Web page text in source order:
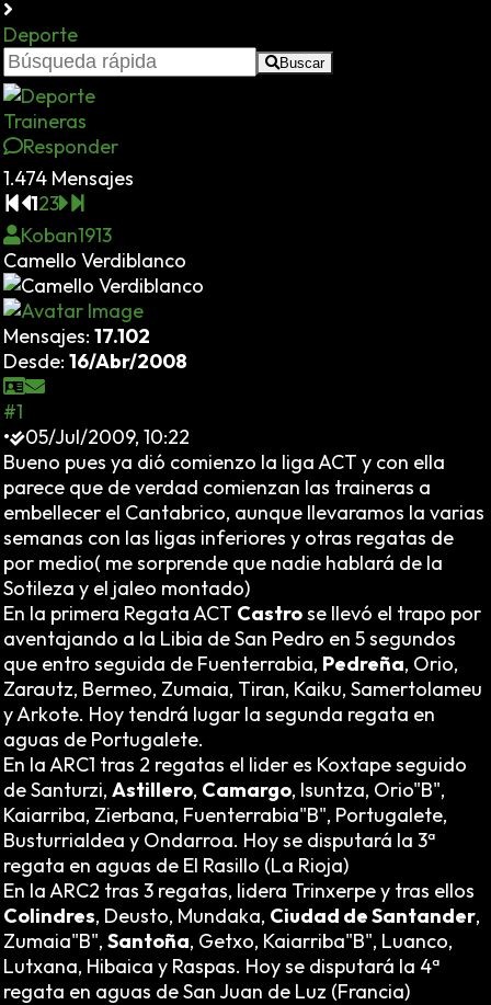
Deporte
Buscar
Traineras
Responder
1.474 Mensajes
123
Koban1913
Camello Verdiblanco
Mensajes: 17.102
Desde: 16/Abr/2008
#1
•
05/Jul/2009, 10:22
Bueno pues ya dió comienzo la liga ACT y con ella
parece que de verdad comienzan las traineras a
embellecer el Cantabrico, aunque llevaramos la varias
semanas con las ligas inferiores y otras regatas de
por medio( me sorprende que nadie hablará de la
Sotileza y el jaleo montado)
En la primera Regata ACT Castrose llevó el trapo por
aventajando a la Libia de San Pedro en 5 segundos
que entro seguida de Fuenterrabia, Pedreña, Orio,
Zarautz, Bermeo, Zumaia, Tiran, Kaiku, Samertolameu
y Arkote. Hoy tendrá lugar la segunda regata en
aguas de Portugalete.
En la ARC1 tras 2 regatas el lider es Koxtape seguido
de Santurzi, Astillero, Camargo, Isuntza, Orio"B",
Kaiarriba, Zierbana, Fuenterrabia"B", Portugalete,
Busturrialdea y Ondarroa. Hoy se disputará la 3ª
regata en aguas de El Rasillo (La Rioja)
En la ARC2 tras 3 regatas, lidera Trinxerpe y tras ellos
Colindres, Deusto, Mundaka, Ciudad de Santander,
Zumaia"B", Santoña, Getxo, Kaiarriba"B", Luanco,
Lutxana, Hibaica y Raspas. Hoy se disputará la 4ª
regata en aguas de San Juan de Luz (Francia)